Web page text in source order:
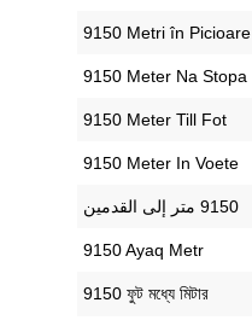
‎9150 Metri în Picioare
‎9150 Meter Na Stopa
‎9150 Meter Till Fot
‎9150 Meter In Voete
‎9150 Ayaq Metr
‎9150 ফুট মধ্যে মিটার